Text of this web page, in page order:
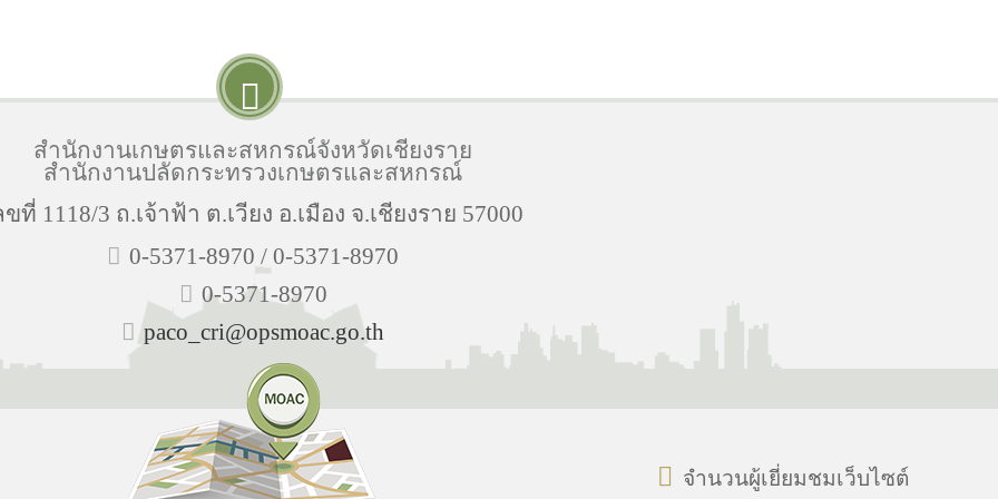
สำนักงานเกษตรและสหกรณ์จังหวัดเชียงราย
สำนักงานปลัดกระทรวงเกษตรและสหกรณ์
ขที่ 1118/3 ถ.เจ้าฟ้า ต.เวียง อ.เมือง จ.เชียงราย 57000
0-5371-8970 / 0-5371-8970
0-5371-8970
paco_cri@opsmoac.go.th
จำนวนผู้เยี่ยมชมเว็บไซต์